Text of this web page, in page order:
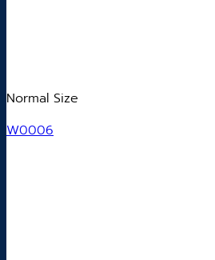
Normal Size
W0006